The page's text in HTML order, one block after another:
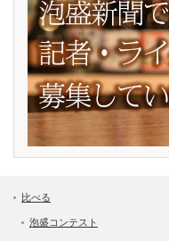
比べる
泡盛コンテスト